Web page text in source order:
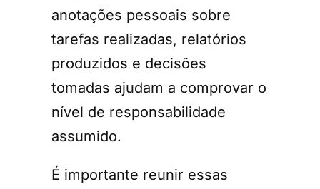
anotações pessoais sobre
tarefas realizadas, relatórios
produzidos e decisões
tomadas ajudam a comprovar o
nível de responsabilidade
assumido.
É importante reunir essas